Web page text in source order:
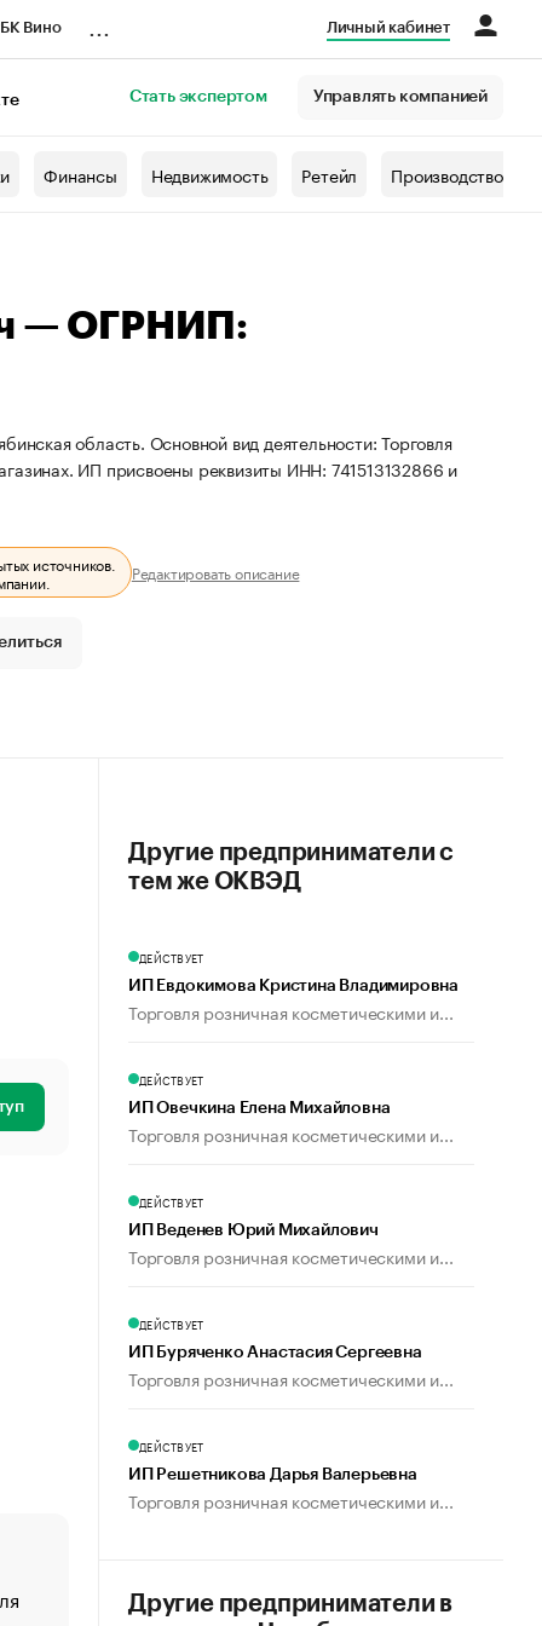
Вино Личный кабинет
Стать экспертом Управлять компанией
Финансы Недвижимость Ретейл Производство
— ОГРНИП:
область. Основной вид деятельности: Торговля
ИП присвоены реквизиты ИНН: 741513132866 и
источников.
Редактировать описание
«От спорта тело стареет иначе». Как живет глава
Другие предприниматели с
тем же ОКВЭД
ДЕЙСТВУЕТ
ИП Евдокимова Кристина Владимировна
Торговля розничная косметическими и...
ДЕЙСТВУЕТ
ИП Овечкина Елена Михайловна
Торговля розничная косметическими и...
ДЕЙСТВУЕТ
ИП Веденев Юрий Михайлович
Торговля розничная косметическими и...
ДЕЙСТВУЕТ
ИП Буряченко Анастасия Сергеевна
Торговля розничная косметическими и...
ДЕЙСТВУЕТ
ИП Решетникова Дарья Валерьевна
Торговля розничная косметическими и...
Другие предприниматели в